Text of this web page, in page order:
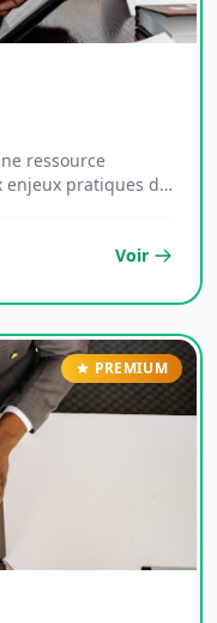
ressource
pratiques de
Voir
PREMIUM